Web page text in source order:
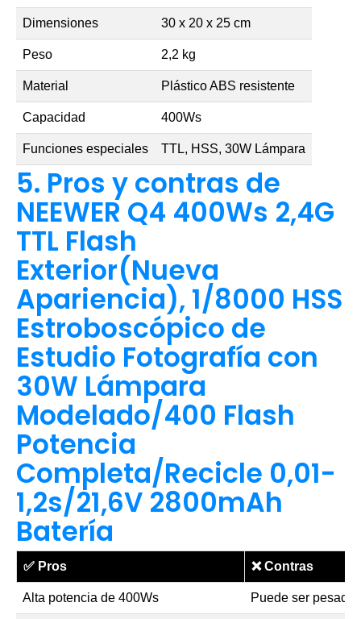
Dimensiones 30 x 20 x 25 cm
Peso 2,2 kg
Material Plástico ABS resistente
Capacidad 400Ws
Funciones especiales TTL, HSS, 30W Lámpara
5. Pros y contras de
NEEWER Q4 400Ws 2,4G
TTL Flash
Exterior(Nueva
Apariencia), 1/8000 HSS
Estroboscópico de
Estudio Fotografía con
30W Lámpara
Modelado/400 Flash
Potencia
Completa/Recicle 0,01-
1,2s/21,6V 2800mAh
Batería
✅ Pros ❌Contras
Alta potencia de 400Ws Puede ser pesado